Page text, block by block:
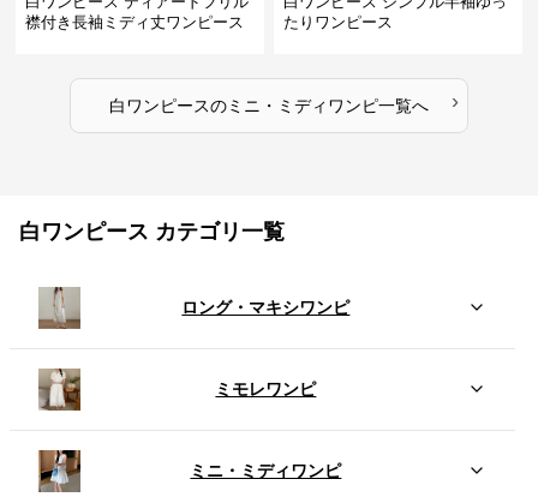
襟付き長袖ミディ丈ワンピース
たりワンピース
白ワンピースのミニ・ミディワンピ一覧へ ›
白ワンピース カテゴリ一覧
ロング・マキシワンピ
ミモレワンピ
ミニ・ミディワンピ